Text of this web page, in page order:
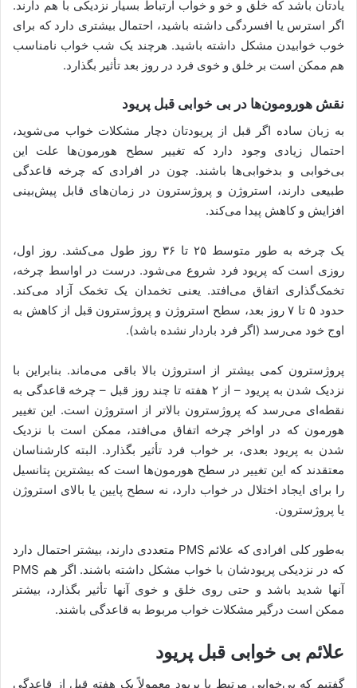
یادتان باشد که خلق و خو و خواب ارتباط بسیار نزدیکی با هم دارند.
اگر استرس یا افسردگی داشته باشید، احتمال بیشتری دارد که برای
خوب خوابیدن مشکل داشته باشید. هرچند یک شب خواب نامناسب
هم ممکن است بر خلق و خوی فرد در روز بعد تأثیر بگذارد.
نقش هورومون‌ها در بی خوابی قبل پریود
به زبان ساده اگر قبل از پریودتان دچار مشکلات خواب می‌شوید،
احتمال زیادی وجود دارد که تغییر سطح هورمون‌ها علت این
بی‌خوابی و بدخوابی‌ها باشند. چون در افرادی که چرخه قاعدگی
طبیعی دارند، استروژن و پروژسترون در زمان‌های قابل پیش‌بینی
افزایش و کاهش پیدا می‌کند.
یک چرخه به طور متوسط ​​۲۵ تا ۳۶ روز طول می‌کشد. روز اول،
روزی است که پریود فرد شروع می‌شود. درست در اواسط چرخه،
تخمک‌گذاری اتفاق می‌افتد. یعنی تخمدان یک تخمک آزاد می‌کند.
حدود ۵ تا ۷ روز بعد، سطح استروژن و پروژسترون قبل از کاهش به
اوج خود می‌رسد (اگر فرد باردار نشده باشد).
پروژسترون کمی بیشتر از استروژن بالا باقی می‌ماند. بنابراین با
نزدیک شدن به پریود – از ۲ هفته تا چند روز قبل – چرخه قاعدگی به
نقطه‌ای می‌رسد که پروژسترون بالاتر از استروژن است. این تغییر
هورمون که در اواخر چرخه اتفاق می‌افتد، ممکن است با نزدیک
شدن به پریود بعدی، بر خواب فرد تأثیر بگذارد. البته کارشناسان
معتقدند که این تغییر در سطح هورمون‌ها است که بیشترین پتانسیل
را برای ایجاد اختلال در خواب دارد، نه سطح پایین یا بالای استروژن
یا پروژسترون.
به‌طور کلی افرادی که علائم PMS متعددی دارند، بیشتر احتمال دارد
که در نزدیکی پریودشان با خواب مشکل داشته باشند. اگر هم PMS
آنها شدید باشد و حتی روی خلق و خوی آنها تأثیر بگذارد، بیشتر
ممکن است درگیر مشکلات خواب مربوط به قاعدگی باشند.
علائم بی خوابی قبل پریود
گفتیم که بی‌خوابی مرتبط با پریود معمولاً یک هفته قبل از قاعدگی